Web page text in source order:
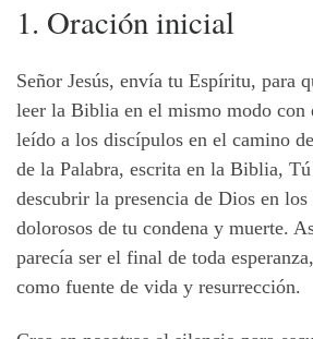
1. Oración inicial
Señor Jesús, envía tu Espíritu, para
leer la Biblia en el mismo modo con
leído a los discípulos en el camino
de la Palabra, escrita en la Biblia, Tú
descubrir la presencia de Dios en
dolorosos de tu condena y muerte.
parecía ser el final de toda
como fuente de vida y resurrección.